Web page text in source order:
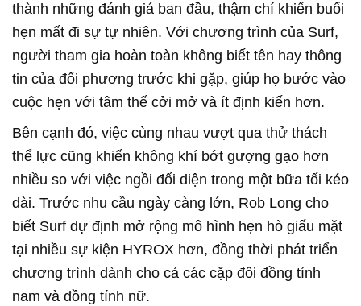
thành những đánh giá ban đầu, thậm chí khiến buổi
hẹn mất đi sự tự nhiên. Với chương trình của Surf,
người tham gia hoàn toàn không biết tên hay thông
tin của đối phương trước khi gặp, giúp họ bước vào
cuộc hẹn với tâm thế cởi mở và ít định kiến hơn.
Bên cạnh đó, việc cùng nhau vượt qua thử thách
thể lực cũng khiến không khí bớt gượng gạo hơn
nhiều so với việc ngồi đối diện trong một bữa tối kéo
dài. Trước nhu cầu ngày càng lớn, Rob Long cho
biết Surf dự định mở rộng mô hình hẹn hò giấu mặt
tại nhiều sự kiện HYROX hơn, đồng thời phát triển
chương trình dành cho cả các cặp đôi đồng tính
nam và đồng tính nữ.